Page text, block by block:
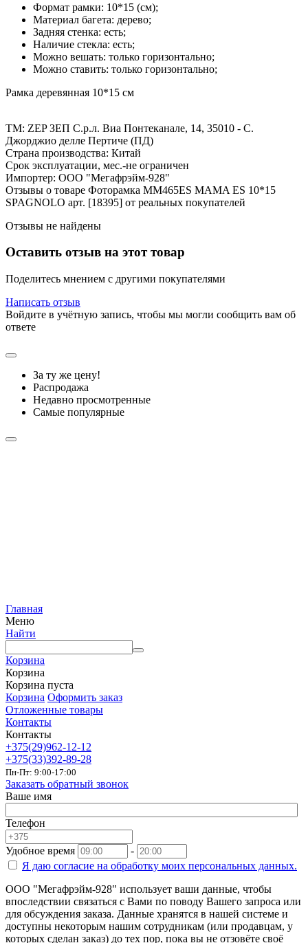
Формат рамки: 10*15 (см);
Материал багета: дерево;
Задняя стенка: есть;
Наличие стекла: есть;
Можно вешать: только горизонтально;
Можно ставить: только горизонтально;
Рамка деревянная 10*15 см
ТМ: ZEP ЗЕП С.р.л. Виа Понтеканале, 14, 35010 - С.
Джорджио делле Пертиче (ПД)
Страна производства: Китай
Срок эксплуатации, мес.-не ограничен
Импортер: ООО "Мегафрэйм-928"
Отзывы о товаре Фоторамка MM465ES MAMA ES 10*15
SPAGNOLO арт. [18395] от реальных покупателей
Отзывы не найдены
Оставить отзыв на этот товар
Поделитесь мнением с другими покупателями
Написать отзыв
Войдите в учётную запись, чтобы мы могли сообщить вам об
ответе
За ту же цену!
Распродажа
Недавно просмотренные
Самые популярные
Главная
Меню
Найти
Корзина
Корзина
Корзина пуста
Корзина Оформить заказ
Отложенные товары
Контакты
Контакты
+375(29)962-12-12
+375(33)392-89-28
Пн-Пт: 9:00-17:00
Заказать обратный звонок
Ваше имя
Телефон
Удобное время
-
Я даю согласие на обработку моих персональных данных.
ООО "Мегафрэйм-928" использует ваши данные, чтобы
впоследствии связаться с Вами по поводу Вашего запроса или
для обсуждения заказа. Данные хранятся в нашей системе и
доступны некоторым нашим сотрудникам (или продавцам, у
которых сделан заказ) до тех пор, пока вы не отзовёте своё